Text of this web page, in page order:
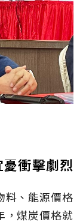
衝擊劇烈
料、能源價格
，煤炭價格就